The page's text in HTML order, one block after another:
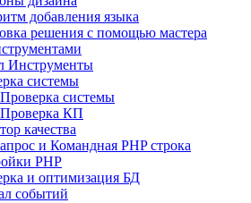
добавления языка
решения с помощью мастера
Инструменты
системы
Проверка системы
Проверка КП
качества
и Командная PHP строка
PHP
и оптимизация БД
событий